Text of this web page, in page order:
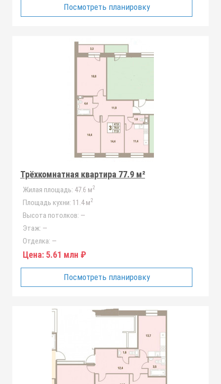
Посмотреть планировку
Трёхкомнатная квартира 77.9 м²
Жилая площадь: 47.6 м2
Площадь кухни: 11.4 м2
Высота потолков: —
Этаж: —
Отделка: —
Цена: 5.61 млн ₽
Посмотреть планировку